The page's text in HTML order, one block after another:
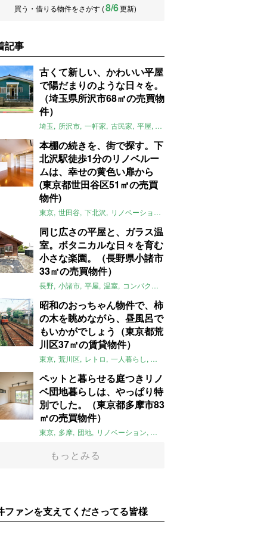
買う・借りる物件をさがす (8/6更新)
記事
古くて新しい、かわいい平屋
で陽だまりのような日々を。
（埼玉県所沢市68㎡の売買物
件）
埼玉 所沢市 一軒家 古民家 平屋 庭
本棚の続きを、街で探す。下
北沢駅徒歩1分のリノベルー
ムは、幸せの黄色い扉から
(東京都世田谷区51㎡の売買
物件)
東京 世田谷 下北沢 リノベーション
同じ広さの平屋と、ガラス温
室。ボタニカルな日々を育む
小さな楽園。（長野県小諸市
33㎡の売買物件）
長野 小諸市 平屋 温室 コンパクト
昭和のおっちゃん物件で、柿
の木を眺めながら、昼風呂で
もいかがでしょう（東京都荒
川区37㎡の賃貸物件）
東京 荒川区 レトロ 一人暮らし タイル
ペットと暮らせる庭つきリノ
ベ団地暮らしは、やっぱり特
別でした。（東京都多摩市83
㎡の売買物件）
東京 多摩 団地 リノベーション 庭
もっとみる
ファンを支えてくださってる皆様